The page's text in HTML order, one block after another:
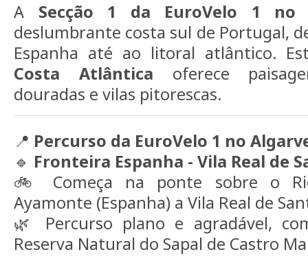
A Secção 1 da EuroVelo 1 no
deslumbrante costa sul de Portugal,
Espanha até ao litoral atlântico.
Costa Atlântica oferece
douradas e vilas pitorescas.
📍 Percurso da EuroVelo 1 no
🔹 Fronteira Espanha - Vila Real de
🚲 Começa na ponte sobre o
Ayamonte (Espanha) a Vila Real de
🌿 Percurso plano e agradável,
Reserva Natural do Sapal de Castro